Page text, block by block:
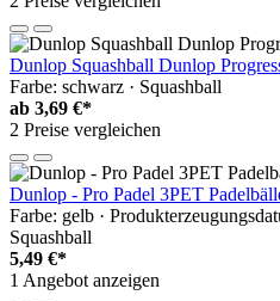
Dunlop Squashball Dunlop
Farbe: schwarz · Squashball
ab 3,69 €*
2 Preise vergleichen
Dunlop - Pro Padel 3PET
Farbe: gelb ·
Squashball
5,49 €*
1 Angebot anzeigen